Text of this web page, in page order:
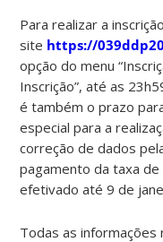
Para realizar a
site https://
opção do menu
Inscrição”, até as
é também o prazo
especial para a
correção de dados
pagamento da taxa
efetivado até 9 de
Todas as